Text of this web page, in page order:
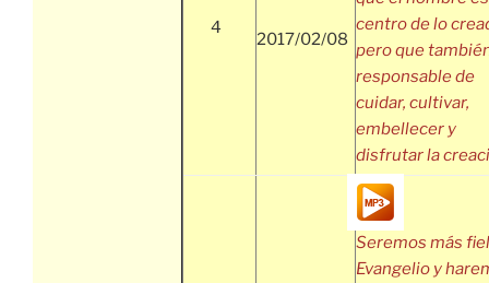
4
2017/02/08
centro de lo
pero que
responsable de
cuidar, cultivar,
embellecer y
disfrutar la
Seremos más
Evangelio y